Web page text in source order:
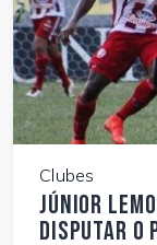
Clubes
Júnior
disputar o